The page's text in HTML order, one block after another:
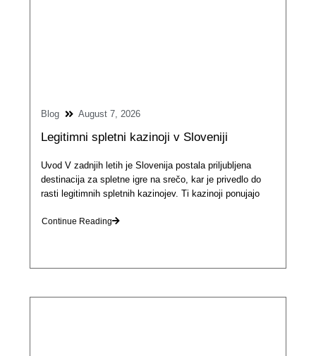
Blog August 7, 2026
Legitimni spletni kazinoji v Sloveniji
Uvod V zadnjih letih je Slovenija postala priljubljena
destinacija za spletne igre na srečo, kar je privedlo do
rasti legitimnih spletnih kazinojev. Ti kazinoji ponujajo
Continue Reading